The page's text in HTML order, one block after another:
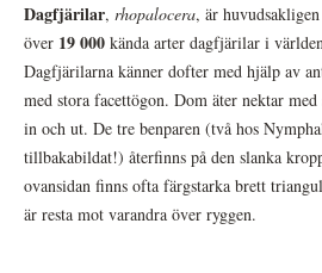
Dagfjärilar, rhopalocera, är
över 19 000 kända arter dagfjärilar i
Dagfjärilarna känner dofter med hjälp av
med stora facettögon. Dom äter nektar
in och ut. De tre benparen (två hos
tillbakabildat!) återfinns på den slanka
ovansidan finns ofta färgstarka brett
är resta mot varandra över ryggen.